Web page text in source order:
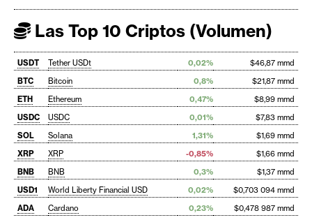
Las Top 10 Criptos (Volumen)
USDT Tether USDt 0,02%
$46,87 mmd
BTC
Bitcoin 0,8%
$21,87 mmd
ETH
Ethereum 0,47%
$8,99 mmd
USDC
USDC 0,01%
$7,83 mmd
SOL
Solana 1,31%
$1,69 mmd
XRP
XRP -0,85%
$1,66 mmd
BNB
BNB 0,3%
$1,37 mmd
USD1
World Liberty Financial USD 0,02%
$0,703 094 mmd
ADA
Cardano 0,23%
$0,478 987 mmd